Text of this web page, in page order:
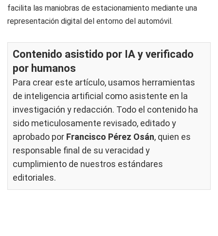
facilita las maniobras de estacionamiento mediante una
representación digital del entorno del automóvil.
Contenido asistido por IA y verificado
por humanos
Para crear este artículo, usamos herramientas
de inteligencia artificial como asistente en la
investigación y redacción. Todo el contenido ha
sido meticulosamente revisado, editado y
aprobado por Francisco Pérez Osán, quien es
responsable final de su veracidad y
cumplimiento de nuestros estándares
editoriales.